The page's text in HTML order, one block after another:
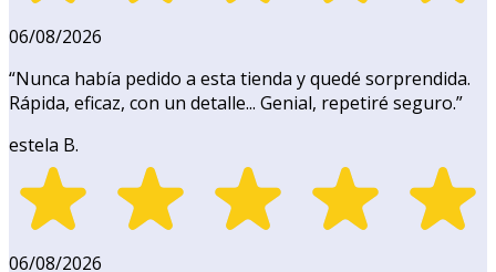
06/08/2026
“Nunca había pedido a esta tienda y quedé sorprendida.
Rápida, eficaz, con un detalle... Genial, repetiré seguro.”
estela B.
06/08/2026